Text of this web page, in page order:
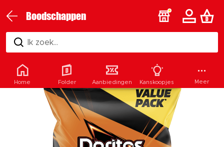
Boodschappen
Ik zoek...
Home Folder Aanbiedingen Kanskoopjes Meer